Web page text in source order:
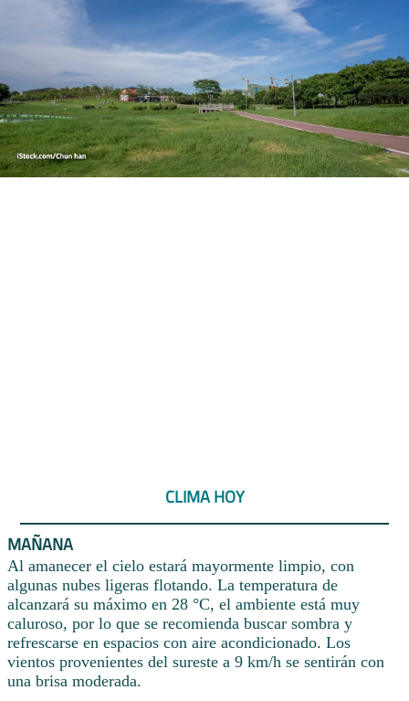
CLIMA HOY
MAÑANA
Al amanecer el cielo estará mayormente limpio, con
algunas nubes ligeras flotando. La temperatura de
alcanzará su máximo en 28 °C, el ambiente está muy
caluroso, por lo que se recomienda buscar sombra y
refrescarse en espacios con aire acondicionado. Los
vientos provenientes del sureste a 9 km/h se sentirán con
una brisa moderada.